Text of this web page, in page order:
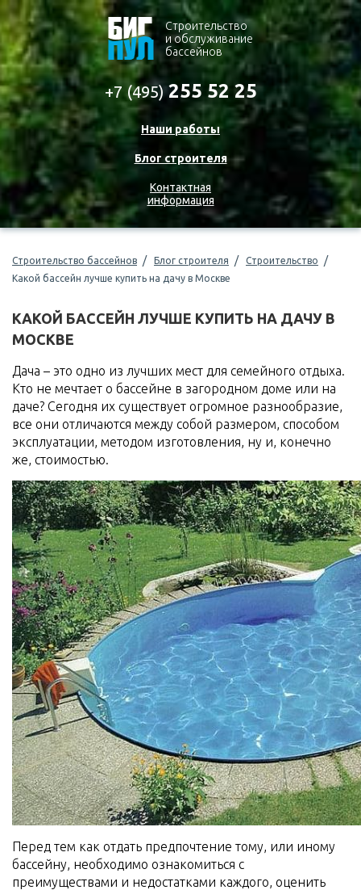
Cтроительство
и обслуживание
бассейнов
+7 (495)255 52 25
Наши работы
Блог строителя
Контактная
информация
Строительство бассейнов Блог строителя
Строительство
Какой бассейн лучше купить на дачу в Москве
КАКОЙ БАССЕЙН ЛУЧШЕ КУПИТЬ НА ДАЧУ В
МОСКВЕ
Дача – это одно из лучших мест для семейного отдыха.
Кто не мечтает о бассейне в загородном доме или на
даче? Сегодня их существует огромное разнообразие,
все они отличаются между собой размером, способом
эксплуатации, методом изготовления, ну и, конечно
же, стоимостью.
Перед тем как отдать предпочтение тому, или иному
бассейну, необходимо ознакомиться с
преимуществами и недостатками каждого, оценить